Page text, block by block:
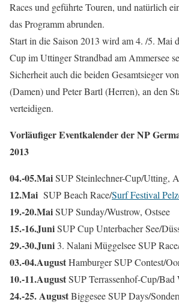
Races und geführte Touren, und natürlich
das Programm abrunden.
Start in die Saison 2013 wird am 4. /5. Mai
Cup im Uttinger Strandbad am Ammersee
Sicherheit auch die beiden Gesamtsieger
(Damen) und Peter Bartl (Herren), an den
verteidigen.
Vorläufiger Eventkalender der NP
2013
04.-05.MaiSUP Steinlechner-Cup/Utting,
12.Mai SUP Beach Race/Surf Festival
19.-20.MaiSUP Sunday/Wustrow, Ostsee
15.-16.JuniSUP Cup Unterbacher See/
29.-30.Juni 3. Nalani Müggelsee SUP
03.-04.AugustHamburger SUP Contest/
10.-11.AugustSUP Terrassenhof-Cup/Bad
24.-25. AugustBiggesee SUP Days/